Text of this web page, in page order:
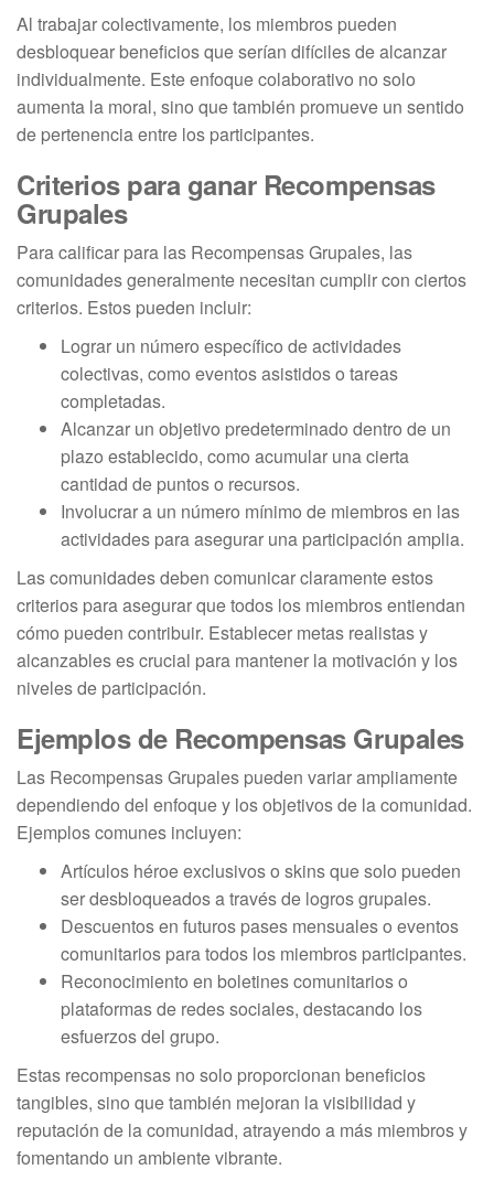
Al trabajar colectivamente, los miembros pueden
desbloquear beneficios que serían difíciles de alcanzar
individualmente. Este enfoque colaborativo no solo
aumenta la moral, sino que también promueve un sentido
de pertenencia entre los participantes.
Criterios para ganar Recompensas
Grupales
Para calificar para las Recompensas Grupales, las
comunidades generalmente necesitan cumplir con ciertos
criterios. Estos pueden incluir:
Lograr un número específico de actividades
colectivas, como eventos asistidos o tareas
completadas.
Alcanzar un objetivo predeterminado dentro de un
plazo establecido, como acumular una cierta
cantidad de puntos o recursos.
Involucrar a un número mínimo de miembros en las
actividades para asegurar una participación amplia.
Las comunidades deben comunicar claramente estos
criterios para asegurar que todos los miembros entiendan
cómo pueden contribuir. Establecer metas realistas y
alcanzables es crucial para mantener la motivación y los
niveles de participación.
Ejemplos de Recompensas Grupales
Las Recompensas Grupales pueden variar ampliamente
dependiendo del enfoque y los objetivos de la comunidad.
Ejemplos comunes incluyen:
Artículos héroe exclusivos o skins que solo pueden
ser desbloqueados a través de logros grupales.
Descuentos en futuros pases mensuales o eventos
comunitarios para todos los miembros participantes.
Reconocimiento en boletines comunitarios o
plataformas de redes sociales, destacando los
esfuerzos del grupo.
Estas recompensas no solo proporcionan beneficios
tangibles, sino que también mejoran la visibilidad y
reputación de la comunidad, atrayendo a más miembros y
fomentando un ambiente vibrante.